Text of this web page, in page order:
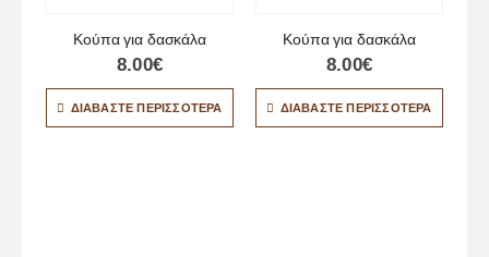
Κούπα για δασκάλα
8.00€
ΔΙΑΒΆΣΤΕ ΠΕΡΙΣΣΌΤΕΡΑ
Κούπα για δασκάλα
8.00€
ΔΙΑΒΆΣΤΕ ΠΕΡΙΣΣΌΤΕΡΑ